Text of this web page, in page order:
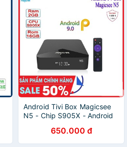
Android Tivi Box Magicsee
N5 - Chip S905X - Android
Xem Truyền Hình FREE
650.000 đ